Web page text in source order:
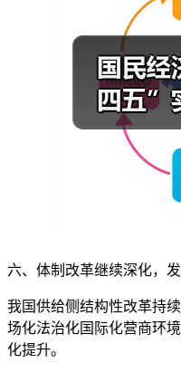
六、体制改革继续深化，
我国供给侧结构性改革持
场化法治化国际化营商环
化提升。